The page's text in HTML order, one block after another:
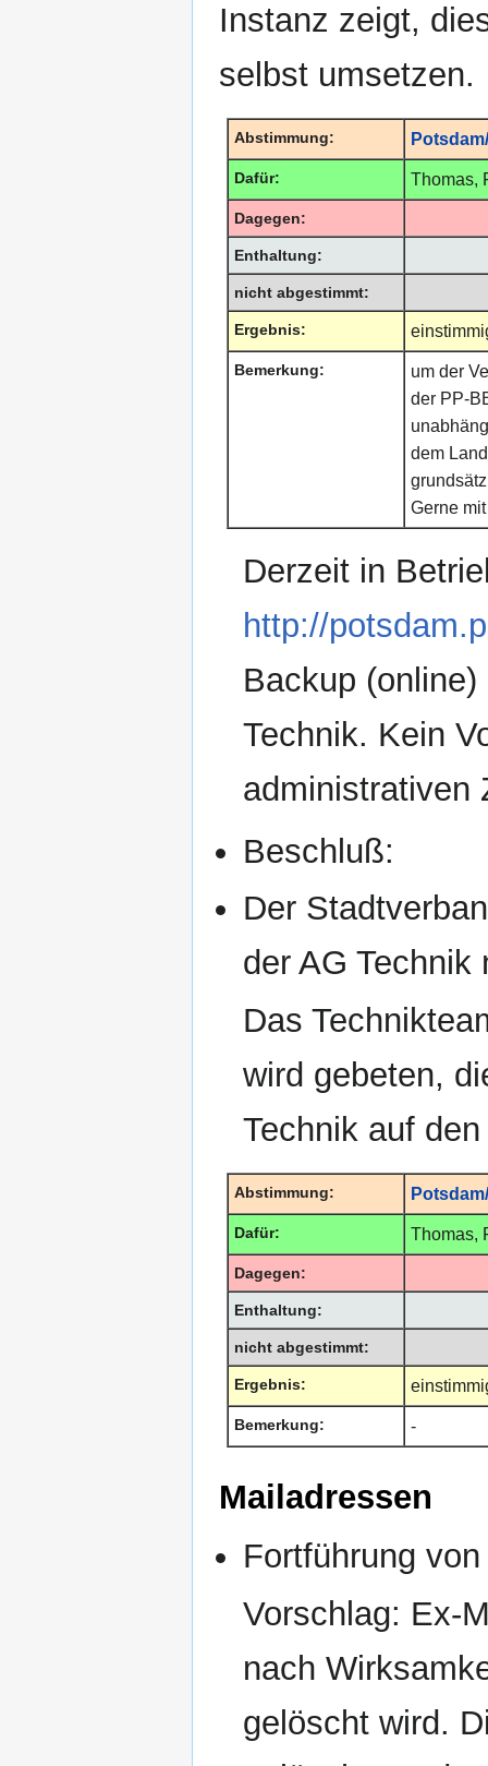
Instanz zeigt,
selbst umsetzen.
Abstimmung:
Dafür: Thomas,
Dagegen:
Enthaltung:
nicht abgestimmt:
Ergebnis:
Bemerkung:
um der
der PP-
dem
Gerne
Derzeit in
http://
Backup
Technik. Kein
administrativen
Beschluß:
Der
der AG Technik
Das
wird gebeten,
Technik auf
Abstimmung:
Dafür: Thomas,
Dagegen:
Enthaltung:
nicht abgestimmt:
Ergebnis:
Bemerkung: -
Mailadressen
Fortführung
Vorschlag: Ex-
nach
gelöscht wird.